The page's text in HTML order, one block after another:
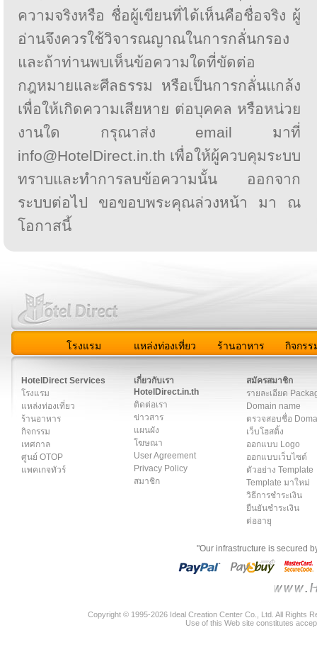
ความจริงหรือ ชื่อผู้เขียนที่ได้เห็นคือชื่อจริง ผู้
อ่านจึงควรใช้วิจารณญาณในการกลั่นกรอง
และถ้าท่านพบเห็นข้อความใดที่ขัดต่อ
กฎหมายและศีลธรรม หรือเป็นการกลั่นแกล้ง
เพื่อให้เกิดความเสียหาย ต่อบุคคล หรือหน่วย
งานใด กรุณาส่ง email มาที่
info@HotelDirect.in.th เพื่อให้ผู้ควบคุมระบบ
ทราบและทำการลบข้อความนั้น ออกจาก
ระบบต่อไป ขอขอบพระคุณล่วงหน้า มา ณ
โอกาสนี้
โรงแรม แหล่งท่องเที่ยว ร้านอาหาร กิจกรร
HotelDirect Services
โรงแรม
แหล่งท่องเที่ยว
ร้านอาหาร
กิจกรรม
เทศกาล
ศูนย์ OTOP
แพคเกจทัวร์
เกี่ยวกับเรา
HotelDirect.in.th
ติดต่อเรา
ข่าวสาร
แผนผัง
โฆษณา
User Agreement
Privacy Policy
สมาชิก
สมัครสมาชิก
รายละเอียด
Domain name
ตรวจสอบชื่อ
เว็บโฮสติ้ง
ออกแบบ Logo
ออกแบบเว็บไซต์
ตัวอย่าง Template
Template มาใหม่
วิธีการชำระเงิน
ยืนยันชำระเงิน
ต่ออายุ
"Our infrastructure is secured
Copyright © 1995-2026 Ideal Creation Center Co., Ltd. All Rights
Use of this Web site constitutes